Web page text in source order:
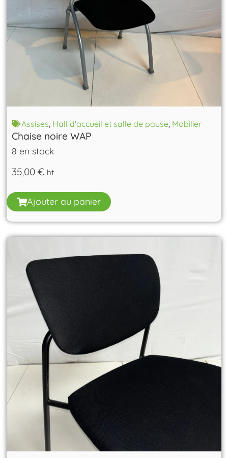
Assises Hall d'accueil et salle de pause Mobilier
Chaise noire WAP
8 en stock
35,00€ ht
Ajouter au panier